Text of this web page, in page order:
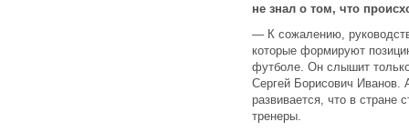
не знал о том, что
— К сожалению,
которые формируют
футболе. Он слышит
Сергей Борисович Иванов.
развивается, что в стране
тренеры.